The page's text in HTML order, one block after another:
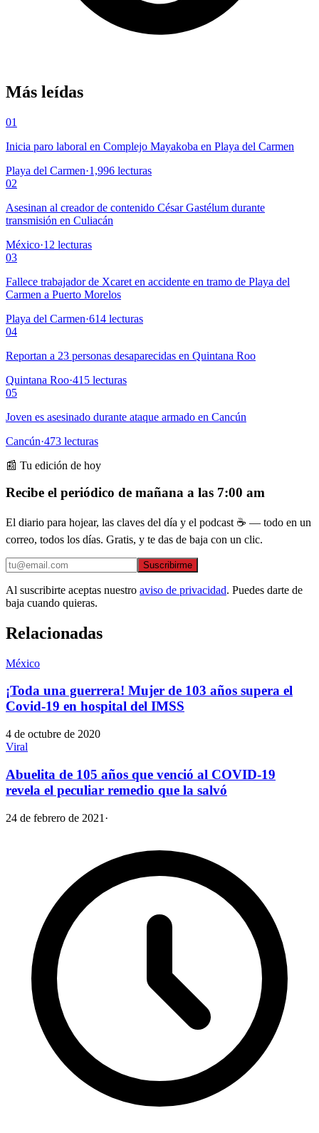
Más leídas
01
Inicia paro laboral en Complejo Mayakoba en Playa del Carmen
Playa del Carmen·1,996 lecturas
02
Asesinan al creador de contenido César Gastélum durante
transmisión en Culiacán
México·12 lecturas
03
Fallece trabajador de Xcaret en accidente en tramo de Playa del
Carmen a Puerto Morelos
Playa del Carmen·614 lecturas
04
Reportan a 23 personas desaparecidas en Quintana Roo
Quintana Roo·415 lecturas
05
Joven es asesinado durante ataque armado en Cancún
Cancún·473 lecturas
📰 Tu edición de hoy
Recibe el periódico de mañana a las 7:00 am
El diario para hojear, las claves del día y el podcast ☕ — todo en un
correo, todos los días. Gratis, y te das de baja con un clic.
Suscribirme
Al suscribirte aceptas nuestro aviso de privacidad. Puedes darte de
baja cuando quieras.
Relacionadas
México
¡Toda una guerrera! Mujer de 103 años supera el
Covid-19 en hospital del IMSS
4 de octubre de 2020
Viral
Abuelita de 105 años que venció al COVID-19
revela el peculiar remedio que la salvó
24 de febrero de 2021 ·